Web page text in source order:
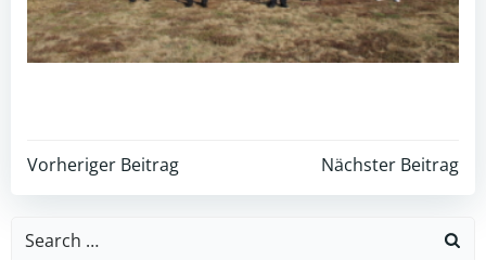
Post
navigation
Vorheriger Beitrag
Post
navigation
Nächster Beitrag
Search